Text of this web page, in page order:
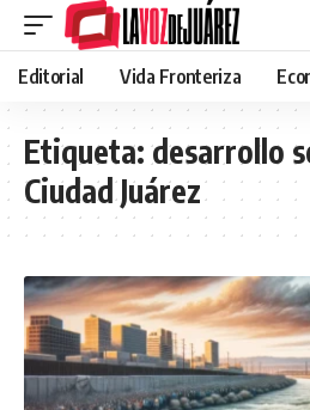
Editorial Vida Fronteriza
Etiqueta:desarrollo
Ciudad Juárez